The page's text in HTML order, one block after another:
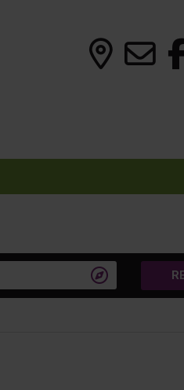
